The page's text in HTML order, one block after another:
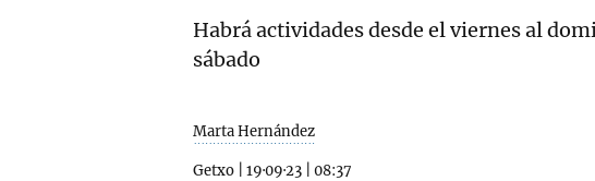
Habrá actividades desde el viernes al
sábado
Marta Hernández
Getxo 19·09·23 08:37